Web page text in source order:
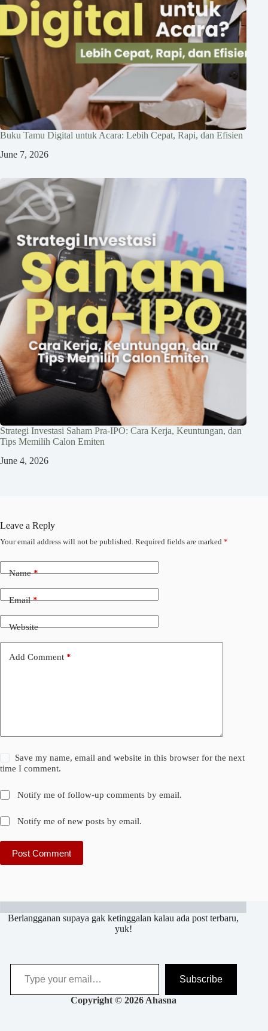
Buku Tamu Digital untuk Acara: Lebih Cepat, Rapi, dan Efisien
June 7, 2026
Strategi Investasi Saham Pra-IPO: Cara Kerja, Keuntungan, dan
Tips Memilih Calon Emiten
June 4, 2026
Leave a Reply
Your email address will not be published. Required fields are marked *
Name*
Email*
Website
Add Comment *
Save my name, email and website in this browser for the next
time I comment.
Notify me of follow-up comments by email.
Notify me of new posts by email.
Post Comment
Berlangganan supaya gak ketinggalan kalau ada post terbaru,
yuk!
Subscribe
Copyright © 2026 Ahasna